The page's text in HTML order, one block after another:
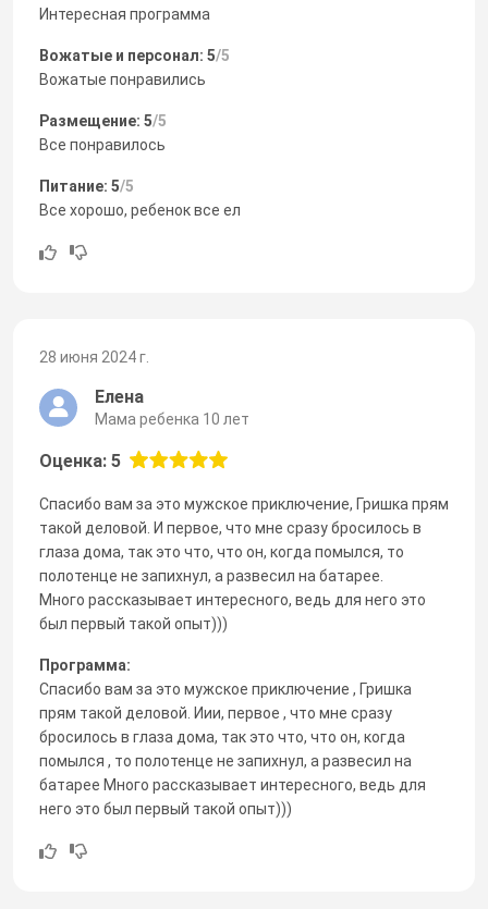
Интересная программа
Вожатые и персонал: 5/5
Вожатые понравились
Размещение: 5/5
Все понравилось
Питание: 5/5
Все хорошо, ребенок все ел
28 июня 2024 г.
Елена
Мама ребенка 10 лет
Оценка: 5
Спасибо вам за это мужское приключение, Гришка прям
такой деловой. И первое, что мне сразу бросилось в
глаза дома, так это что, что он, когда помылся, то
полотенце не запихнул, а развесил на батарее.
Много рассказывает интересного, ведь для него это
был первый такой опыт)))
Программа:
Спасибо вам за это мужское приключение , Гришка
прям такой деловой. Иии, первое , что мне сразу
бросилось в глаза дома, так это что, что он, когда
помылся , то полотенце не запихнул, а развесил на
батарее Много рассказывает интересного, ведь для
него это был первый такой опыт)))